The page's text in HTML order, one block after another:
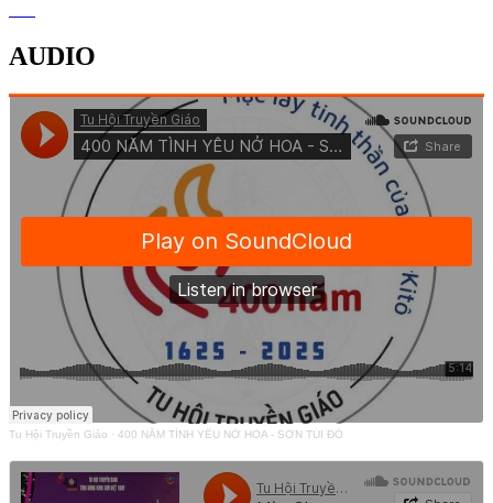
AUDIO
Tu Hội Truyền Giáo · 400 NĂM TÌNH YÊU NỞ HOA - SƠN TÚI ĐỎ